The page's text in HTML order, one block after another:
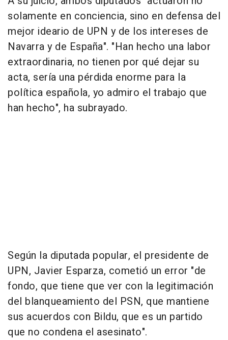
solamente en conciencia, sino en defensa del
mejor ideario de UPN y de los intereses de
Navarra y de España". "Han hecho una labor
extraordinaria, no tienen por qué dejar su
acta, sería una pérdida enorme para la
política española, yo admiro el trabajo que
han hecho", ha subrayado.
Según la diputada popular, el presidente de
UPN, Javier Esparza, cometió un error "de
fondo, que tiene que ver con la legitimación
del blanqueamiento del PSN, que mantiene
sus acuerdos con Bildu, que es un partido
que no condena el asesinato".